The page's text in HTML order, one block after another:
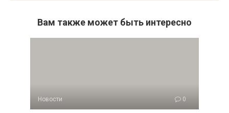
Вам также может быть интересно
Новости 0